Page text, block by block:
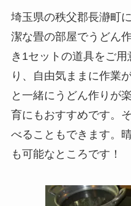
埼玉県の秩父郡長瀞町
潔な畳の部屋でうどん
き1セットの道具をご
り、自由気ままに作業
と一緒にうどん作りが
育にもおすすめです。
べることもできます。
も可能なところです！